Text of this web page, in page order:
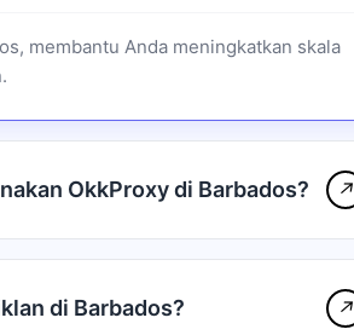
membantu Anda meningkatkan skala
OkkProxy di Barbados? ↗
di Barbados? ↗